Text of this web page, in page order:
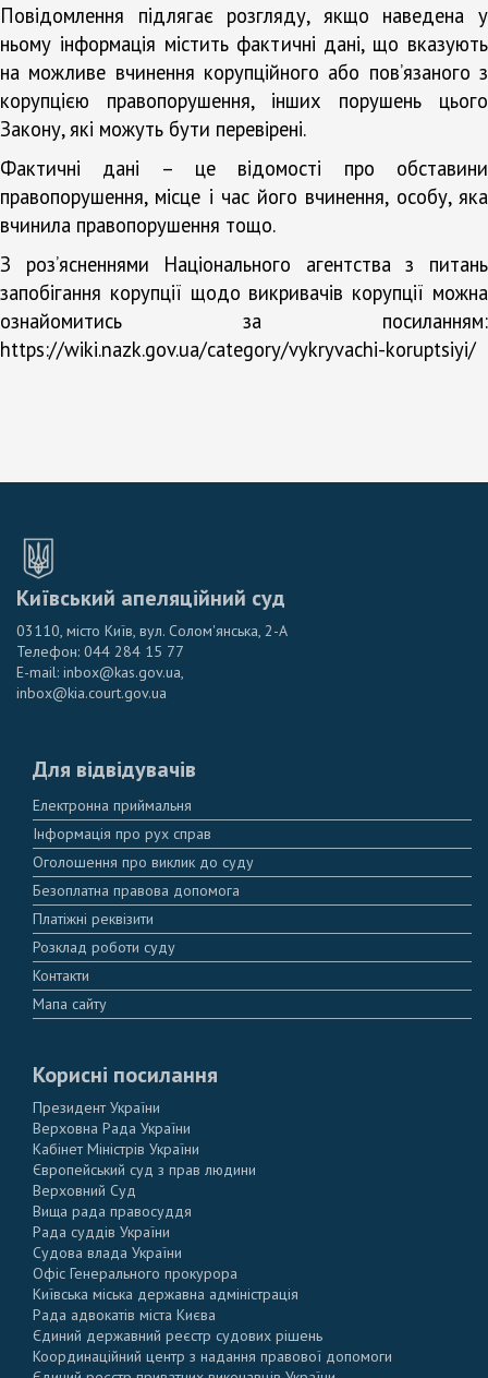
Повідомлення підлягає розгляду, якщо наведена у
ньому інформація містить фактичні дані, що вказують
на можливе вчинення корупційного або пов’язаного з
корупцією правопорушення, інших порушень цього
Закону, які можуть бути перевірені.
Фактичні дані – це відомості про обставини
правопорушення, місце і час його вчинення, особу, яка
вчинила правопорушення тощо.
З роз’ясненнями Національного агентства з питань
запобігання корупції щодо викривачів корупції можна
ознайомитись за посиланням:
https://wiki.nazk.gov.ua/category/vykryvachi-koruptsiyi/
Київський апеляційний суд
03110, місто Київ, вул. Солом'янська, 2-А
Телефон: 044 284 15 77
E-mail: inbox@kas.gov.ua,
inbox@kia.court.gov.ua
Для відвідувачів
Електронна приймальня
Інформація про рух справ
Оголошення про виклик до суду
Безоплатна правова допомога
Платіжні реквізити
Розклад роботи суду
Контакти
Мапа сайту
Корисні посилання
Президент України
Верховна Рада України
Кабінет Міністрів України
Європейський суд з прав людини
Верховний Суд
Вища рада правосуддя
Рада суддів України
Судова влада України
Офіс Генерального прокурора
Київська міська державна адміністрація
Рада адвокатів міста Києва
Єдиний державний реєстр судових рішень
Координаційний центр з надання правової допомоги